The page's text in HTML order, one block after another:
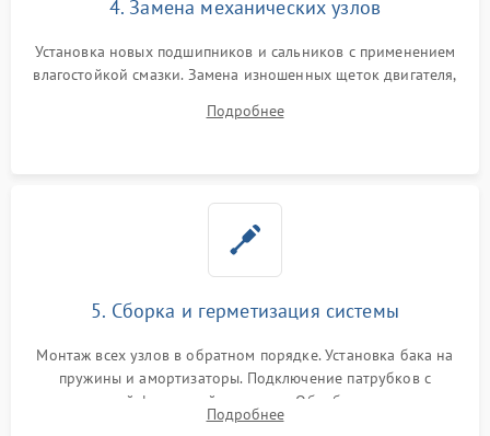
4. Замена механических узлов
Установка новых подшипников и сальников с применением
влагостойкой смазки. Замена изношенных щеток двигателя,
или поврежденной резиновой манжеты.
Подробнее
5. Сборка и герметизация системы
Монтаж всех узлов в обратном порядке. Установка бака на
пружины и амортизаторы. Подключение патрубков с
надежной фиксацией хомутами. Обработка стыков
герметиком для предотвращения возможных протечек воды.
Подробнее